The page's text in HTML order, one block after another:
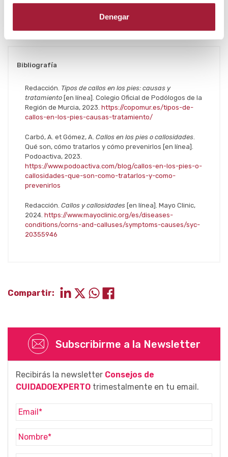
Denegar
Autor: Laboratorios Viñas, departamento de
formación.
Bibliografía
Redacción. Tipos de callos en los pies: causas y
tratamiento [en línea]. Colegio Oficial de Podólogos de la
Región de Murcia, 2023. https://copomur.es/tipos-de-
callos-en-los-pies-causas-tratamiento/
Carbó, A. et Gómez, A. Callos en los pies o callosidades
Qué son, cómo tratarlos y cómo prevenirlos [en línea].
Podoactiva, 2023.
https://www.podoactiva.com/blog/callos-en-los-pies-o-
callosidades-que-son-como-tratarlos-y-como-
prevenirlos
Redacción. Callos y callosidades [en línea]. Mayo Clinic,
2024. https://www.mayoclinic.org/es/diseases-
conditions/corns-and-calluses/symptoms-causes/syc-
20355946
Compartir:
Subscribirme a la Newsletter
Recibirás la newsletter Consejos de
CUIDADOEXPERTO trimestalmente en tu email.